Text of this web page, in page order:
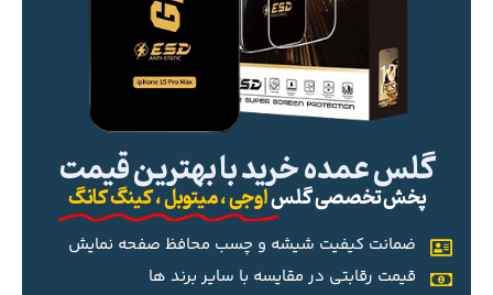
گلس عمده خرید با بهترین قیمت
پخش تخصصی گلساوجی ، میتوبل ، کینگ کانگ
ضمانت کیفیت شیشه و چسب محافظ صفحه نمایش
قیمت رقابتی در مقایسه با سایر برند ها